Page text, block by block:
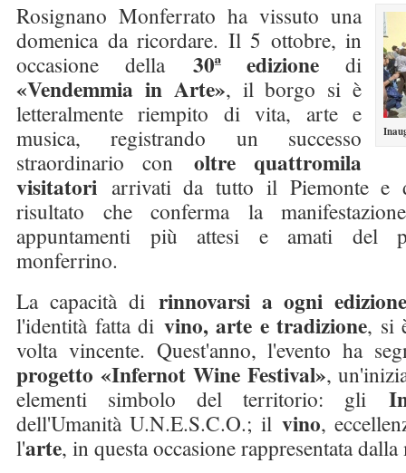
Rosignano Monferrato ha vissuto una
domenica da ricordare. Il 5 ottobre, in
occasione della 30ª edizione di
«Vendemmia in Arte», il borgo si è
letteralmente riempito di vita, arte e
musica, registrando un successo
straordinario con oltre quattromila
visitatori arrivati da tutto il Piemonte e
risultato che conferma la
appuntamenti più attesi e amati del
monferrino.
La capacità di rinnovarsi a ogni
l'identità fatta di vino, arte e tradizione, si
volta vincente. Quest'anno, l'evento ha
progetto «Infernot Wine Festival»,
elementi simbolo del territorio: gli
dell'Umanità U.N.E.S.C.O.; il vino,
l'arte, in questa occasione rappresentata dalla